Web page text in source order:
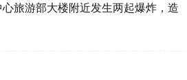
旅游部大楼附近发生两起爆炸，造